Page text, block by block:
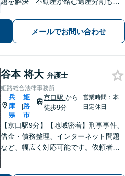
が、オーダーメイドの解決策をご提案
「他の事務所で対応できなかった自己
破産もご相談ください」【本竜野駅5
分】
メールでお問い合わせ
谷本 将大 弁護士
姫路総合法律事務所
兵
庫
県
|
姫
路
市
京口駅から
徒歩9分
営業時間：本
日定休日
【京口駅9分】【地域密着】刑事事件、
借金・債務整理、インターネット問題
など、幅広く対応可能です。依頼者さ